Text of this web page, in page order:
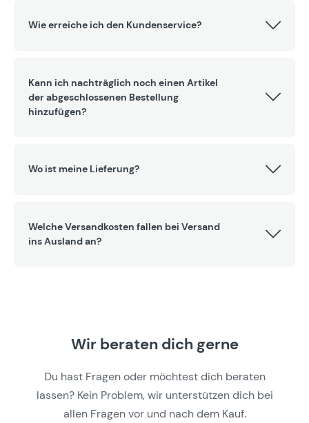
Wie erreiche ich den Kundenservice?
Kann ich nachträglich noch einen Artikel
der abgeschlossenen Bestellung
hinzufügen?
Wo ist meine Lieferung?
Welche Versandkosten fallen bei Versand
ins Ausland an?
Wir beraten dich gerne
Du hast Fragen oder möchtest dich beraten
lassen? Kein Problem, wir unterstützen dich bei
allen Fragen vor und nach dem Kauf.